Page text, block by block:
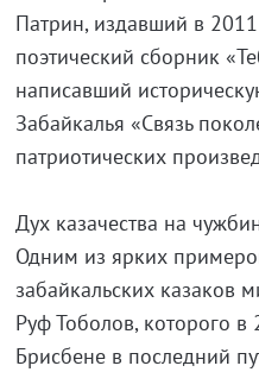
Патрин, издавший в
поэтический сборник
написавший
Забайкалья «Связь
патриотических
Дух казачества на
Одним из ярких
забайкальских казаков
Руф Тоболов, которого
Брисбене в последний